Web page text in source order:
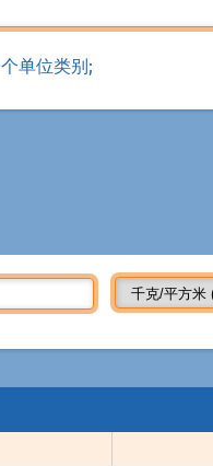
单位类别;